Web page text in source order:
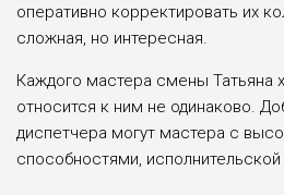
оперативно корректировать их
сложная, но интересная.
Каждого мастера смены Татьяна
относится к ним не одинаково.
диспетчера могут мастера с
способностями,